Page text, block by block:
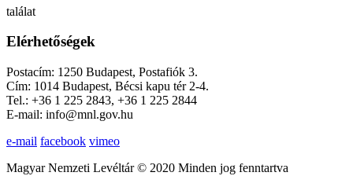
találat
Elérhetőségek
Postacím: 1250 Budapest, Postafiók 3.
Cím: 1014 Budapest, Bécsi kapu tér 2-4.
Tel.: +36 1 225 2843, +36 1 225 2844
E-mail: info@mnl.gov.hu
e-mail facebook vimeo
Magyar Nemzeti Levéltár © 2020 Minden jog fenntartva